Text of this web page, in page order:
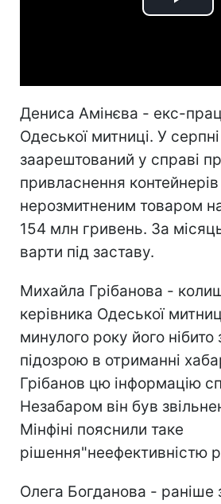
Play
Дениса Амінєва - екс-
Одеської митниці. У
заарештований у справі
привласнення контейнерів
нерозмитненим товаром
154 млн гривень. За
варти під заставу.
Михайла Грібанова -
керівника Одеської
минулого року його
підозрою в отриманні
Грібанов цю інформацію
Незабаром він був
Мінфіні пояснили таке
рішення"неефективністю
Олега Богданова - раніше